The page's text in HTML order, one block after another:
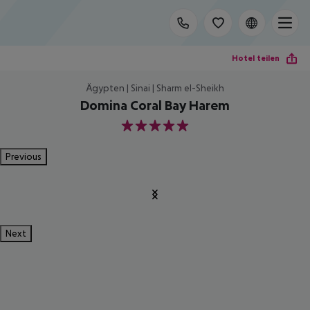
Hotel teilen
Ägypten | Sinai | Sharm el-Sheikh
Domina Coral Bay Harem
5
Previous
Next